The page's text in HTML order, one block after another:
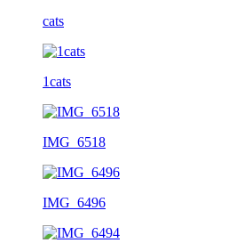
cats
1cats
IMG_6518
IMG_6496